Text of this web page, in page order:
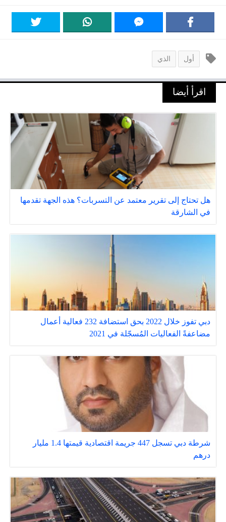
أول الذي
اقرأ أيضا
هل تحتاج إلى تقرير معتمد عن التسربات؟ هذه الجهة تقدمها
في الشارقة
دبي تفوز خلال 2022 بحق استضافة 232 فعالية أعمال
مضاعفةً الفعاليات المُسجّلة في 2021
شرطة دبي تسجل 447 جريمة اقتصادية قيمتها 1.4 مليار
درهم